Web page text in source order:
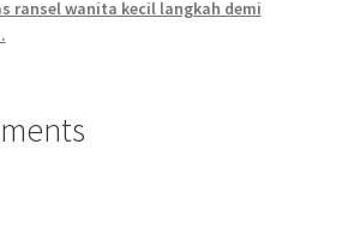
ransel wanita kecil langkah demi